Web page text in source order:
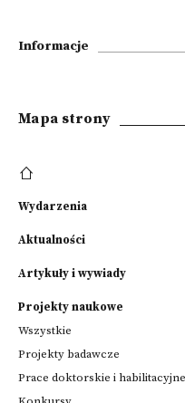
Informacje
Mapa strony
Wydarzenia
Aktualności
Artykuły i wywiady
Projekty naukowe
Wszystkie
Projekty badawcze
Prace doktorskie i habilitacyjne